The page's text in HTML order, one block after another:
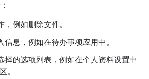
，例如删除文件。
信息，例如在待办事项应用中。
择的选项列表，例如在个人资料设置中
。